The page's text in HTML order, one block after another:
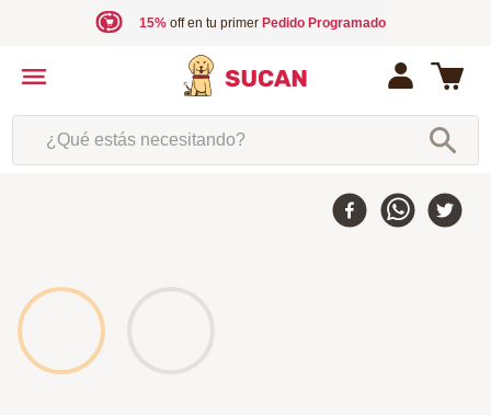
15%off en tu primer Pedido Programado
¿Qué estás necesitando?